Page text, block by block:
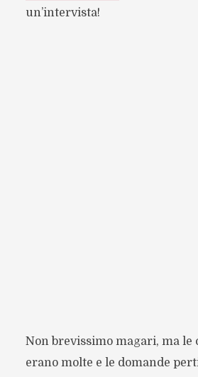
un’intervista!
Non brevissimo magari, ma le
erano molte e le domande